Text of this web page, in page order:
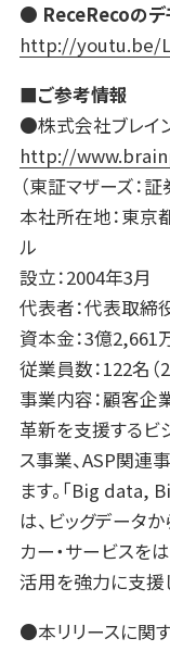
● ReceRecoのデ
http://youtu.be/
■ご参考情報
●株式会社ブレイ
http://
（東証マザーズ：証
本社所在地：東
ル
設立：2004年3月
代表者：代表取締
資本金：3億2,661
従業員数：122名（
事業内容：顧客企
革新を支援するビ
ス事業、ASP関連
ます。「Big data,
は、ビッグデータか
カー・サービスを
活用を強力に支援
●本リリースに関